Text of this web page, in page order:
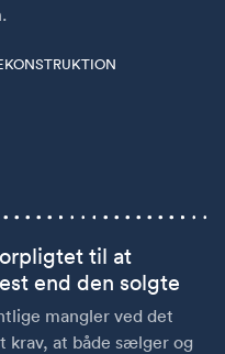
til at
end den solgte
mangler ved det
krav, at både sælger og